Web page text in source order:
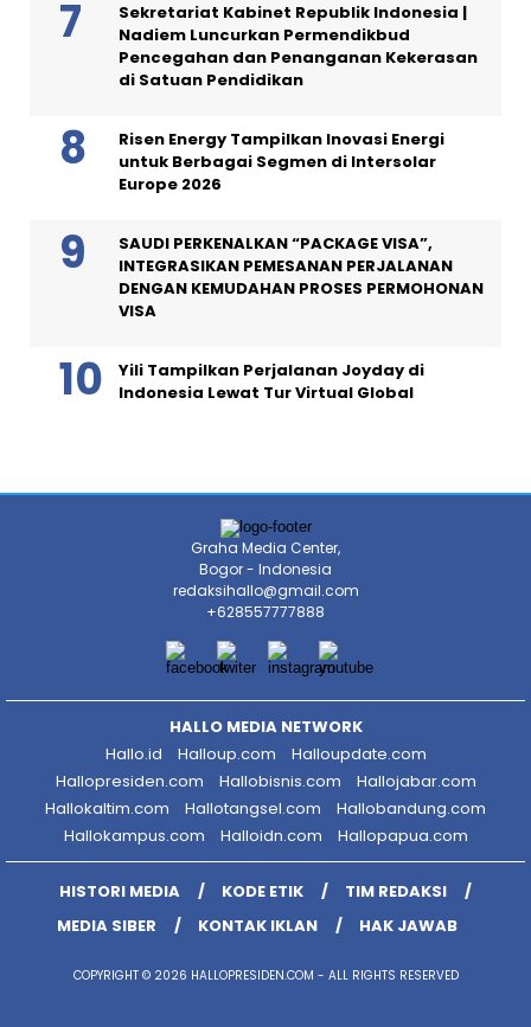
Sekretariat Kabinet Republik Indonesia |
Nadiem Luncurkan Permendikbud
Pencegahan dan Penanganan Kekerasan
di Satuan Pendidikan
Risen Energy Tampilkan Inovasi Energi
untuk Berbagai Segmen di Intersolar
Europe 2026
SAUDI PERKENALKAN “PACKAGE VISA”,
INTEGRASIKAN PEMESANAN PERJALANAN
DENGAN KEMUDAHAN PROSES PERMOHONAN
VISA
Yili Tampilkan Perjalanan Joyday di
Indonesia Lewat Tur Virtual Global
Graha Media Center,
Bogor - Indonesia
redaksihallo@gmail.com
+628557777888
HALLO MEDIA NETWORK
Hallo.id
Halloup.com
Halloupdate.com
Hallopresiden.com
Hallobisnis.com
Hallojabar.com
Hallokaltim.com
Hallotangsel.com
Hallobandung.com
Hallokampus.com
Halloidn.com Hallopapua.com
HISTORI MEDIA KODE ETIK
TIM REDAKSI
MEDIA SIBER
KONTAK IKLAN HAK JAWAB
COPYRIGHT © 2026 HALLOPRESIDEN.COM - ALL RIGHTS RESERVED